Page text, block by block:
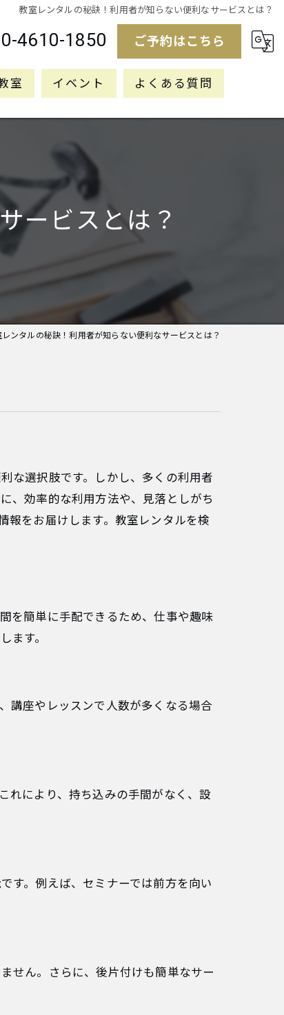
教室レンタルの秘訣！利用者が知らない便利なサービスとは？
4610-1850 ご予約はこちら
室 イベント よくある質問
ービスとは？
レンタルの秘訣！利用者が知らない便利なサービスとは？
な選択肢です。しかし、多くの利用者
、効率的な利用方法や、見落としがち
報をお届けします。教室レンタルを検
を簡単に手配できるため、仕事や趣味
ます。
講座やレッスンで人数が多くなる場合
れにより、持ち込みの手間がなく、設
す。例えば、セミナーでは前方を向い
せん。さらに、後片付けも簡単なサー